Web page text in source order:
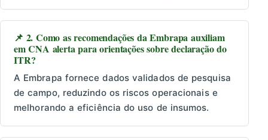
📌 2. Como as recomendações da Embrapa auxiliam
em CNA alerta para orientações sobre declaração do
ITR?
A Embrapa fornece dados validados de pesquisa
de campo, reduzindo os riscos operacionais e
melhorando a eficiência do uso de insumos.